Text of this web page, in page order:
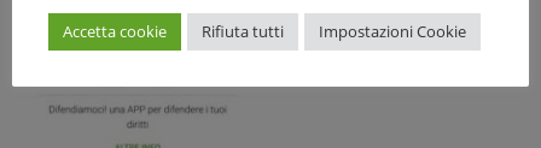
Accetta cookie Rifiuta tutti Impostazioni Cookie